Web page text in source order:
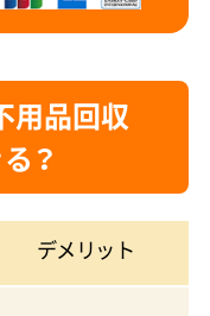
用品回収
？
デメリット